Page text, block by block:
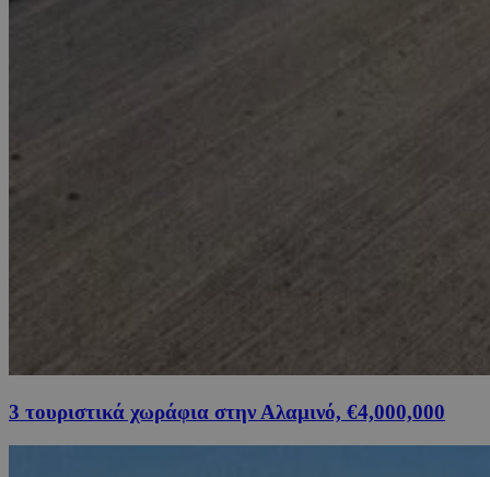
3 τουριστικά χωράφια στην Αλαμινό, €4,000,000